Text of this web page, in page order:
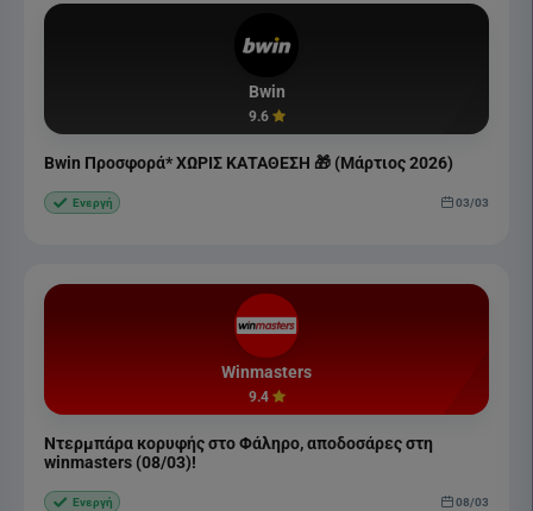
Bwin
9.6
Bwin Προσφορά* ΧΩΡΙΣ ΚΑΤΑΘΕΣΗ 🎁 (Μάρτιος 2026)
Ενεργή 03/03
Winmasters
9.4
Ντερμπάρα κορυφής στο Φάληρο, αποδοσάρες στη
winmasters (08/03)!
Ενεργή 08/03